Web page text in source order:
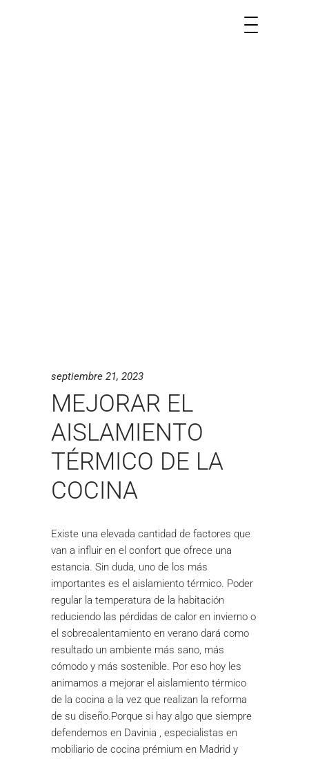
septiembre 21, 2023
MEJORAR EL
AISLAMIENTO
TÉRMICO DE LA
COCINA
Existe una elevada cantidad de factores que
van a influir en el confort que ofrece una
estancia. Sin duda, uno de los más
importantes es el aislamiento térmico. Poder
regular la temperatura de la habitación
reduciendo las pérdidas de calor en invierno o
el sobrecalentamiento en verano dará como
resultado un ambiente más sano, más
cómodo y más sostenible. Por eso hoy les
animamos a mejorar el aislamiento térmico
de la cocina a la vez que realizan la reforma
de su diseño.Porque si hay algo que siempre
defendemos en Davinia , especialistas en
mobiliario de cocina prémium en Madrid y